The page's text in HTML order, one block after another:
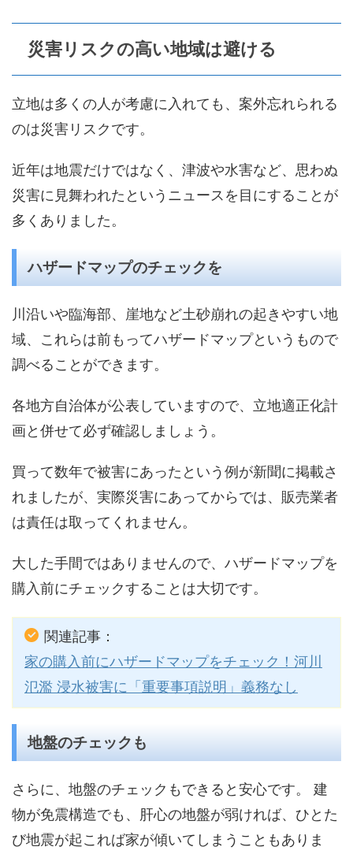
災害リスクの高い地域は避ける
立地は多くの人が考慮に入れても、案外忘れられる
のは災害リスクです。
近年は地震だけではなく、津波や水害など、思わぬ
災害に見舞われたというニュースを目にすることが
多くありました。
ハザードマップのチェックを
川沿いや臨海部、崖地など土砂崩れの起きやすい地
域、これらは前もってハザードマップというもので
調べることができます。
各地方自治体が公表していますので、立地適正化計
画と併せて必ず確認しましょう。
買って数年で被害にあったという例が新聞に掲載さ
れましたが、実際災害にあってからでは、販売業者
は責任は取ってくれません。
大した手間ではありませんので、ハザードマップを
購入前にチェックすることは大切です。
関連記事：
家の購入前にハザードマップをチェック！河川
氾濫 浸水被害に「重要事項説明」義務なし
地盤のチェックも
さらに、地盤のチェックもできると安心です。 建
物が免震構造でも、肝心の地盤が弱ければ、ひとた
び地震が起これば家が傾いてしまうこともありま